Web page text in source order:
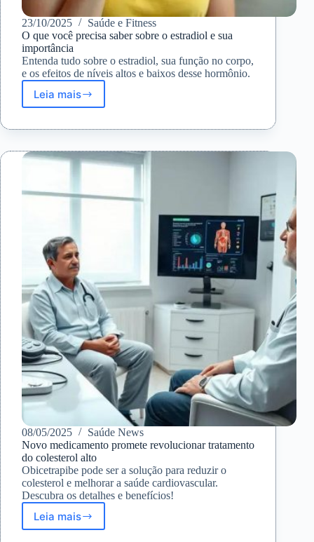
23/10/2025
Saúde e Fitness
O que você precisa saber sobre o estradiol e sua
importância
Entenda tudo sobre o estradiol, sua função no corpo,
e os efeitos de níveis altos e baixos desse hormônio.
Leia mais
O
você
saber
sobre
estradiol
08/05/2025
Saúde News
Novo medicamento promete revolucionar tratamento
do colesterol alto
Obicetrapibe pode ser a solução para reduzir o
colesterol e melhorar a saúde cardiovascular.
Descubra os detalhes e benefícios!
Leia mais
Novo